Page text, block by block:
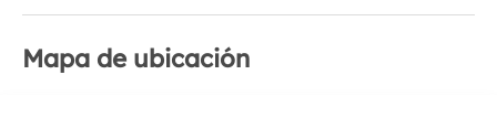
Mapa de ubicación